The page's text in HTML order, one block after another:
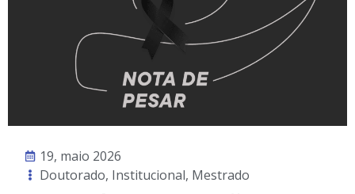
19, maio 2026
Doutorado, Institucional, Mestrado